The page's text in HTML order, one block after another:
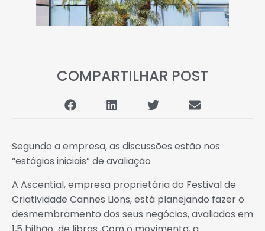
COMPARTILHAR POST
Segundo a empresa, as discussões estão nos
“estágios iniciais” de avaliação
A Ascential, empresa proprietária do Festival de
Criatividade Cannes Lions, está planejando fazer o
desmembramento dos seus negócios, avaliados em